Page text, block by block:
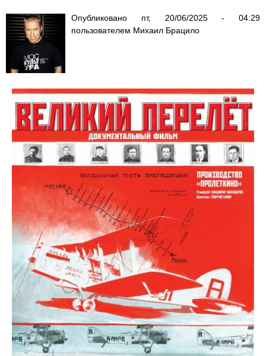
Опубликовано пт, 20/06/2025 - 04:29
пользователем Михаил Брацило